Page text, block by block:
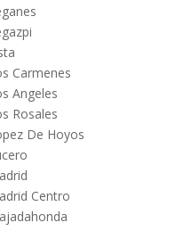
Carmenes
Angeles
Rosales
De Hoyos
Centro